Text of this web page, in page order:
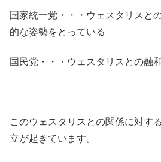
国家統一党・・・ウェスタリスと
的な姿勢をとっている
国民党・・・ウェスタリスとの融
このウェスタリスとの関係に対す
立が起きています。